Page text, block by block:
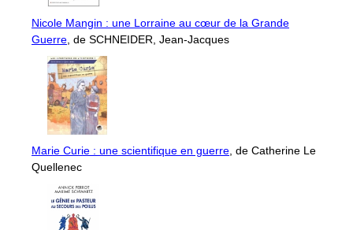
Nicole Mangin : une Lorraine au cœur de la Grande
Guerre , de SCHNEIDER, Jean-Jacques
Marie Curie : une scientifique en guerre , de Catherine Le
Quellenec